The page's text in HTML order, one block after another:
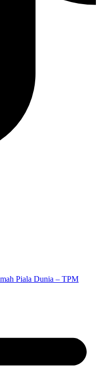
Piala Dunia – TPM